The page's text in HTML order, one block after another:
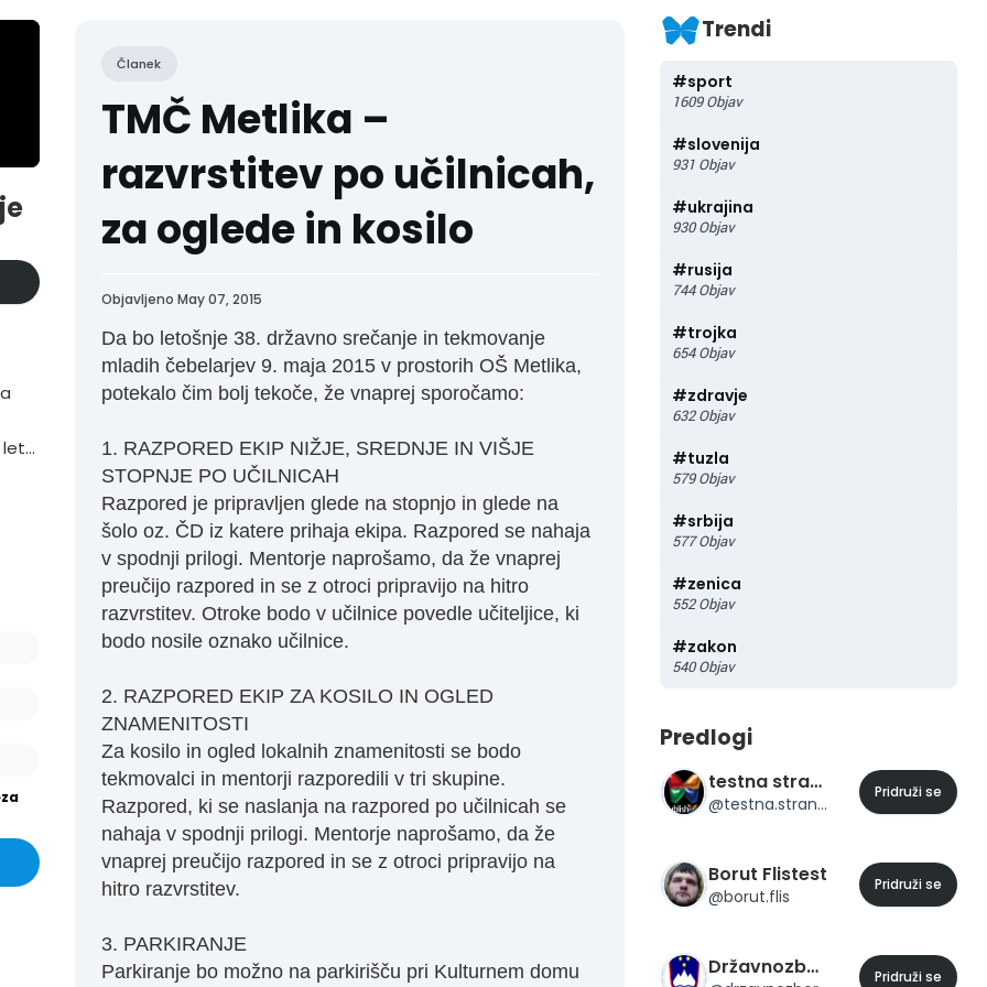
letu
Članek
TMČ Metlika –
razvrstitev po učilnicah,
za oglede in kosilo
Objavljeno May 07, 2015
Da bo letošnje 38. državno srečanje in tekmovanje
mladih čebelarjev 9. maja 2015 v prostorih OŠ Metlika,
potekalo čim bolj tekoče, že vnaprej sporočamo:
1. RAZPORED EKIP NIŽJE, SREDNJE IN VIŠJE
STOPNJE PO UČILNICAH
Razpored je pripravljen glede na stopnjo in glede na
šolo oz. ČD iz katere prihaja ekipa. Razpored se nahaja
v spodnji prilogi. Mentorje naprošamo, da že vnaprej
preučijo razpored in se z otroci pripravijo na hitro
razvrstitev. Otroke bodo v učilnice povedle učiteljice, ki
bodo nosile oznako učilnice.
2. RAZPORED EKIP ZA KOSILO IN OGLED
ZNAMENITOSTI
Za kosilo in ogled lokalnih znamenitosti se bodo
tekmovalci in mentorji razporedili v tri skupine.
Razpored, ki se naslanja na razpored po učilnicah se
nahaja v spodnji prilogi. Mentorje naprošamo, da že
vnaprej preučijo razpored in se z otroci pripravijo na
hitro razvrstitev.
3. PARKIRANJE
Parkiranje bo možno na parkirišču pri Kulturnem domu
Trendi
#sport
1609 Objav
#slovenija
931 Objav
#ukrajina
930 Objav
#rusija
744 Objav
#trojka
654 Objav
#zdravje
632 Objav
#tuzla
579 Objav
#srbija
577 Objav
#zenica
552 Objav
#zakon
540 Objav
Predlogi
testna stran 23
@testna.stran.23
Pridruži se
Borut Flistest
@borut.flis
Pridruži se
Državnozborske volitve 2014 Pridruži se